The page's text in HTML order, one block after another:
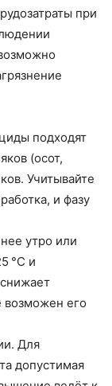
при
подходят
(осот,
Учитывайте
и фазу
утро или
°C и
возможен его
Для
допустимая